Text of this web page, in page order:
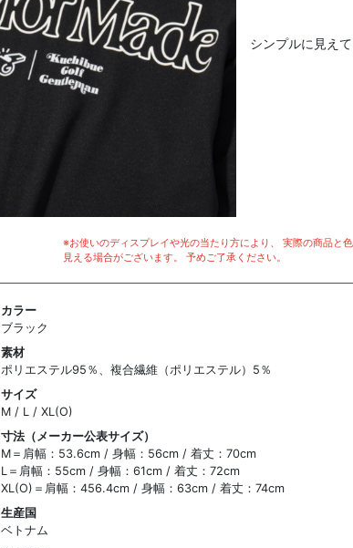
シンプルに見え
※お使いのディスプレイや光の当たり方により、 実際の商品と
見える場合がございます。 予めご了承ください。
カラー
ブラック
素材
ポリエステル95％、複合繊維（ポリエステル）5％
サイズ
M / L / XL(O)
寸法（メーカー公表サイズ）
M＝肩幅：53.6cm / 身幅：56cm / 着丈：70cm
L＝肩幅：55cm / 身幅：61cm / 着丈：72cm
XL(O)＝肩幅：456.4cm / 身幅：63cm / 着丈：74cm
生産国
ベトナム